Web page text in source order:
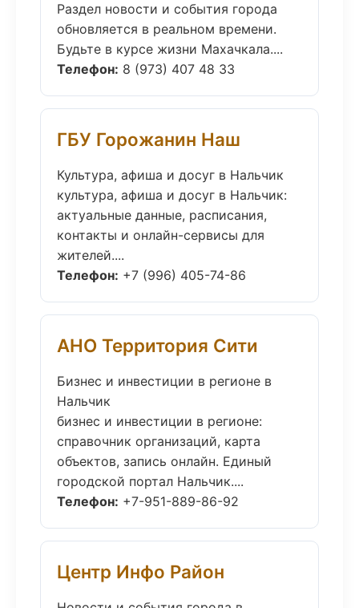
Раздел новости и события города
обновляется в реальном времени.
Будьте в курсе жизни Махачкала....
Телефон: 8 (973) 407 48 33
ГБУ Горожанин Наш
Культура, афиша и досуг в Нальчик
культура, афиша и досуг в Нальчик:
актуальные данные, расписания,
контакты и онлайн-сервисы для
жителей....
Телефон: +7 (996) 405-74-86
АНО Территория Сити
Бизнес и инвестиции в регионе в
Нальчик
бизнес и инвестиции в регионе:
справочник организаций, карта
объектов, запись онлайн. Единый
городской портал Нальчик....
Телефон: +7-951-889-86-92
Центр Инфо Район